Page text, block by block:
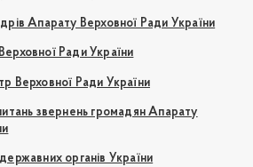
Апарату Верховної Ради України
Ради України
Верховної Ради України
звернень громадян Апарату
органів України